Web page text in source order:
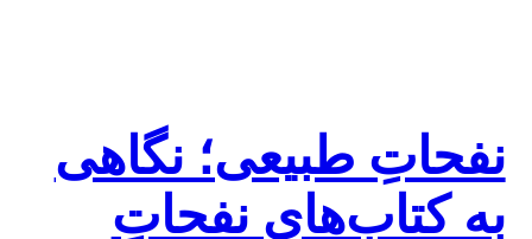
آینده
نفحاتِ طبیعی؛ نگاهی
به کتاب‌های نفحاتِ